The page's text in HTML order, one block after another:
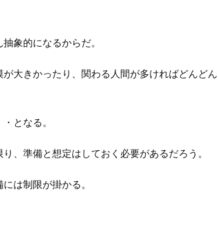
象的になるからだ。
大きかったり、関わる人間が多ければどんどん
となる。
、準備と想定はしておく必要があるだろう。
は制限が掛かる。